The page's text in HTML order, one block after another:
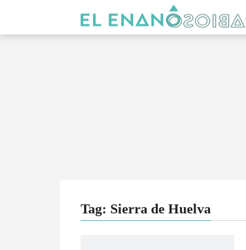
Tag: Sierra de Huelva